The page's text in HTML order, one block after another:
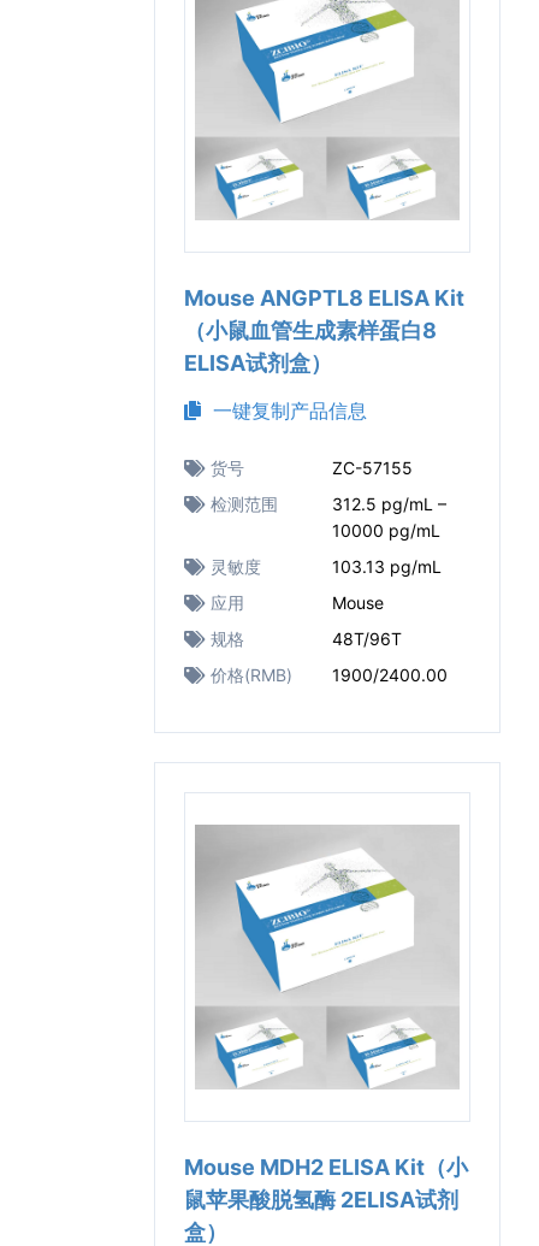
Mouse ANGPTL8 ELISA Kit
（小鼠血管生成素样蛋白8
ELISA试剂盒）
一键复制产品信息
货号
ZC-57155
检测范围
312.5 pg/mL –
10000 pg/mL
灵敏度
103.13 pg/mL
应用
Mouse
规格
48T/96T
价格(RMB)
1900/2400.00
Mouse MDH2 ELISA Kit（小
鼠苹果酸脱氢酶 2ELISA试剂
盒）